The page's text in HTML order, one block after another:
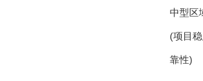
中型区
(项目
靠性)